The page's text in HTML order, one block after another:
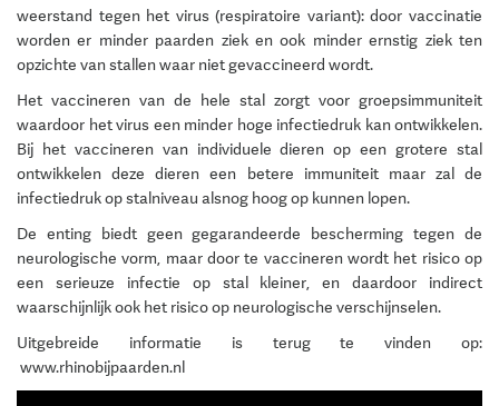
weerstand tegen het virus (respiratoire variant): door vaccinatie
worden er minder paarden ziek en ook minder ernstig ziek ten
opzichte van stallen waar niet gevaccineerd wordt.
Het vaccineren van de hele stal zorgt voor groepsimmuniteit
waardoor het virus een minder hoge infectiedruk kan ontwikkelen.
Bij het vaccineren van individuele dieren op een grotere stal
ontwikkelen deze dieren een betere immuniteit maar zal de
infectiedruk op stalniveau alsnog hoog op kunnen lopen.
De enting biedt geen gegarandeerde bescherming tegen de
neurologische vorm, maar door te vaccineren wordt het risico op
een serieuze infectie op stal kleiner, en daardoor indirect
waarschijnlijk ook het risico op neurologische verschijnselen.
Uitgebreide informatie is terug te vinden op:
www.rhinobijpaarden.nl